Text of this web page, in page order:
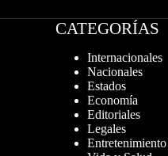
CATEGORÍAS
Internacionales
Nacionales
Estados
Economía
Editoriales
Legales
Entretenimiento